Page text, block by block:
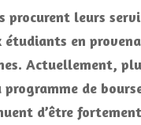
leurs
en
Actuellement,
de
d’être